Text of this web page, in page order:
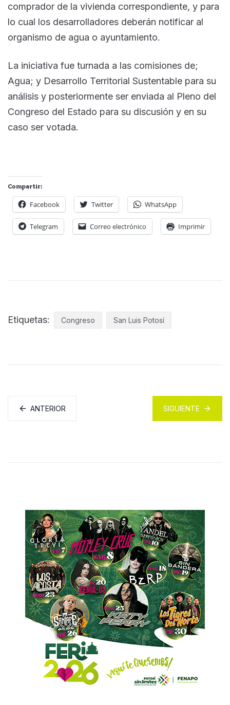
comprador de la vivienda correspondiente, y para
lo cual los desarrolladores deberán notificar al
organismo de agua o ayuntamiento.
La iniciativa fue turnada a las comisiones de;
Agua; y Desarrollo Territorial Sustentable para su
análisis y posteriormente ser enviada al Pleno del
Congreso del Estado para su discusión y en su
caso ser votada.
Compartir:
Facebook Twitter WhatsApp
Telegram Correo electrónico Imprimir
Etiquetas: Congreso San Luis Potosí
ANTERIOR SIGUIENTE